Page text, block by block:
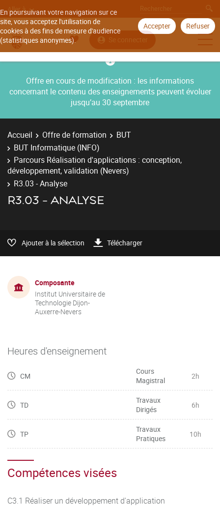
En poursuivant votre navigation sur ce
site, vous acceptez l'utilisation de
cookies à des fins de mesure d'audience
(statistiques anonymes).
Accepter Refuser
Aller à
Se connecter
Offre en cours de modification : les informations
concernant le contenu des enseignements peuvent évoluer
jusqu’au 30 septembre
Accueil Offre de formation
BUT
BUT Informatique (INFO)
Parcours Réalisation d'applications : conception,
développement, validation (Nevers)
R3.03 - Analyse
R3.03 - ANALYSE
Ajouter à la sélection Télécharger
Composante
Institut Universitaire de
Technologie Dijon-
Auxerre-Nevers
Heures d'enseignement
CM
Cours
Magistral
2h
TD
Travaux
Dirigés
6h
TP
Travaux
Pratiques
10h
Compétences visées
C3.1 Réaliser un développement d'application